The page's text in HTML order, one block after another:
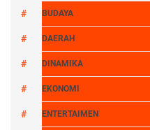
BUDAYA
DAERAH
DINAMIKA
EKONOMI
ENTERTAIMEN